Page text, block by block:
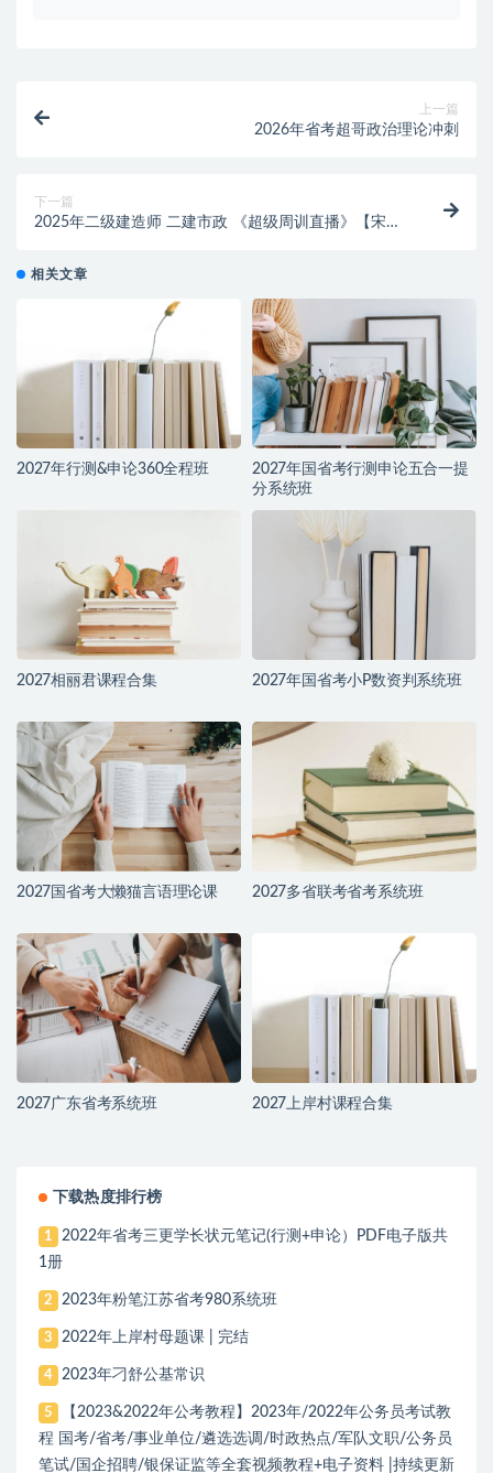
上一篇
2026年省考超哥政治理论冲刺
下一篇
2025年二级建造师 二建市政 《超级周训直播》【宋立
相关文章
2027年行测&申论360全程班
2027年国省考行测申论五合一提
分系统班
2027相丽君课程合集 2027年国省考小P数资判系统班
2027国省考大懒猫言语理论课 2027多省联考省考系统班
2027广东省考系统班 2027上岸村课程合集
下载热度排行榜
1
2022年省考三更学长状元笔记(行测+申论）PDF电子版共
1册
2 2023年粉笔江苏省考980系统班
3 2022年上岸村母题课 | 完结
4 2023年刁舒公基常识
5
【2023&2022年公考教程】2023年/2022年公务员考试教
程 国考/省考/事业单位/遴选选调/时政热点/军队文职/公务员
笔试/国企招聘/银保证监等全套视频教程+电子资料 |持续更新